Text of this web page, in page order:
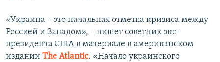
«Украина – это начальная отметка кризиса между
Россией и Западом», – пишет советник экс-
президента США в материале в американском
издании The Atlantic. «Начало украинского